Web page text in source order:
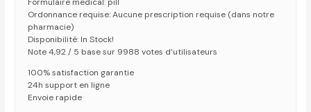
Ordonnance requise: Aucune prescription requise (dans notre
pharmacie)
Disponibilité: In Stock!
Note 4,92 / 5 base sur 9988 votes d’utilisateurs
100% satisfaction garantie
24h support en ligne
Envoie rapide